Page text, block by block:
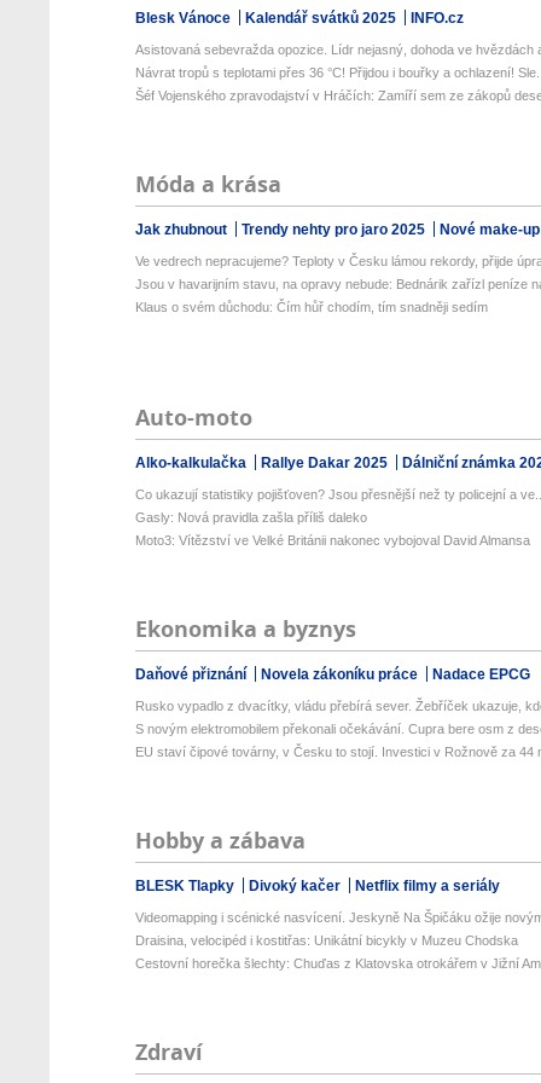
Blesk Vánoce Kalendář svátků 2025 INFO.cz
Asistovaná sebevražda opozice. Lídr nejasný, dohoda ve hvězdách
Návrat tropů s teplotami přes 36 °C! Přijdou i bouřky a ochlazení!
Šéf Vojenského zpravodajství v Hráčích: Zamíří sem ze zákopů
Móda a krása
Jak zhubnout Trendy nehty pro jaro 2025 Nové make-
Ve vedrech nepracujeme? Teploty v Česku lámou rekordy, přijde
Jsou v havarijním stavu, na opravy nebude: Bednárik zařízl peníze
Klaus o svém důchodu: Čím hůř chodím, tím snadněji sedím
Auto-moto
Alko-kalkulačka Rallye Dakar 2025 Dálniční známka
Co ukazují statistiky pojišťoven? Jsou přesnější než ty policejní a
Gasly: Nová pravidla zašla příliš daleko
Moto3: Vítězství ve Velké Británii nakonec vybojoval David Almansa
Ekonomika a byznys
Daňové přiznání Novela zákoníku práce Nadace EPCG
Rusko vypadlo z dvacítky, vládu přebírá sever. Žebříček ukazuje,
S novým elektromobilem překonali očekávání. Cupra bere osm z
EU staví čipové továrny, v Česku to stojí. Investici v Rožnově za 44
Hobby a zábava
BLESK Tlapky Divoký kačer Netflix filmy a seriály
Videomapping i scénické nasvícení. Jeskyně Na Špičáku ožije
Draisina, velocipéd i kostitřas: Unikátní bicykly v Muzeu Chodska
Cestovní horečka šlechty: Chuďas z Klatovska otrokářem v Jižní
Zdraví